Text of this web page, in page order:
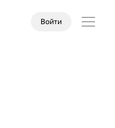
Войти